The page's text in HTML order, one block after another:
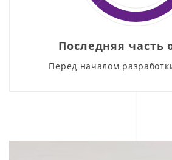
Последняя часть
Перед началом